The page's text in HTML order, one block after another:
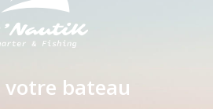
votre bateau